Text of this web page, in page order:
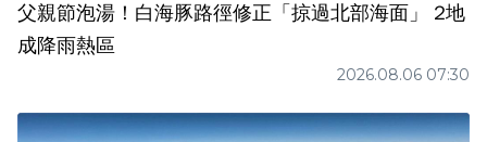
父親節泡湯！白海豚路徑修正「掠過北部海面」 2地
成降雨熱區
2026.08.06 07:30